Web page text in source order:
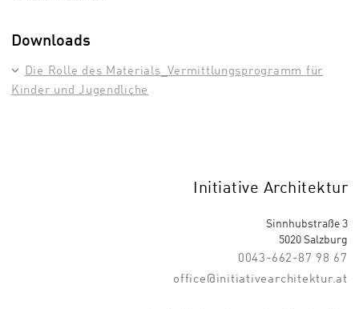
Downloads
Die Rolle des Materials_Vermittlungsprogramm für
Kinder und Jugendliche
Initiative Architektur
Sinnhubstraße 3
5020 Salzburg
0043-662-87 98 67
office@initiativearchitektur.at